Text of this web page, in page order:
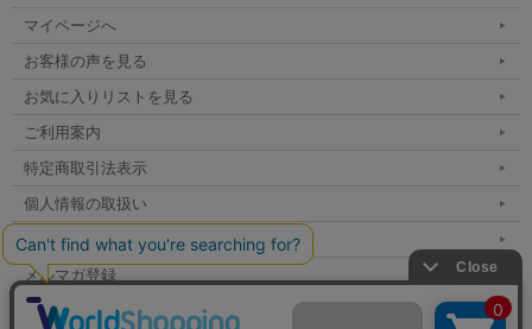
マイページへ
お客様の声を見る
お気に入りリストを見る
ご利用案内
特定商取引法表示
個人情報の取扱い
サイトマップ
メルマガ登録
お問い合わせ